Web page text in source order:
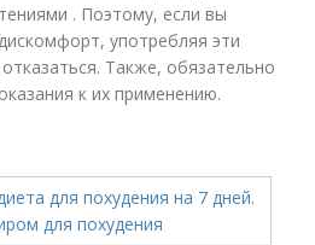
. Поэтому, если вы
употребляя эти
Также, обязательно
к их применению.